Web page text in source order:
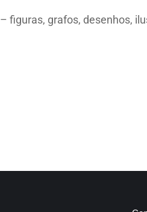
– figuras, grafos, desenhos,